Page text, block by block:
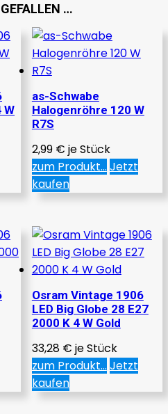
…
W
as-Schwabe
Halogenröhre 120 W
R7S
2,99 € je Stück
zum Produkt... Jetzt
kaufen
Osram Vintage 1906
LED Big Globe 28 E27
2000 K 4 W Gold
33,28 € je Stück
zum Produkt... Jetzt
kaufen